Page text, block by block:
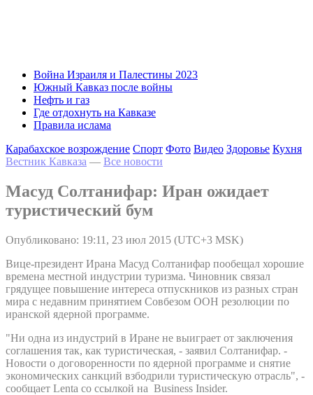
Война Израиля и Палестины 2023
Южный Кавказ после войны
Нефть и газ
Где отдохнуть на Кавказе
Правила ислама
Карабахское возрождение Спорт Фото Видео Здоровье Кухня
Вестник Кавказа — Все новости
Масуд Солтанифар: Иран ожидает
туристический бум
Опубликовано: 19:11, 23 июл 2015 (UTC+3 MSK)
Вице-президент Ирана Масуд Солтанифар пообещал хорошие
времена местной индустрии туризма. Чиновник связал
грядущее повышение интереса отпускников из разных стран
мира с недавним принятием Совбезом ООН резолюции по
иранской ядерной программе.
"Ни одна из индустрий в Иране не выиграет от заключения
соглашения так, как туристическая, - заявил Солтанифар. -
Новости о договоренности по ядерной программе и снятие
экономических санкций взбодрили туристическую отрасль", -
сообщает Lenta со ссылкой на Business Insider.